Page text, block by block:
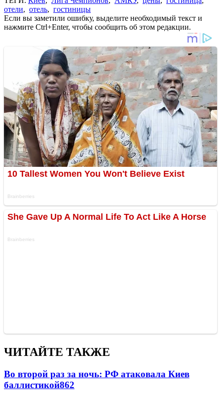
отели, отель, гостиницы
Если вы заметили ошибку, выделите необходимый текст и
нажмите Ctrl+Enter, чтобы сообщить об этом редакции.
ЧИТАЙТЕ ТАКЖЕ
Во второй раз за ночь: РФ атаковала Киев
баллистикой862